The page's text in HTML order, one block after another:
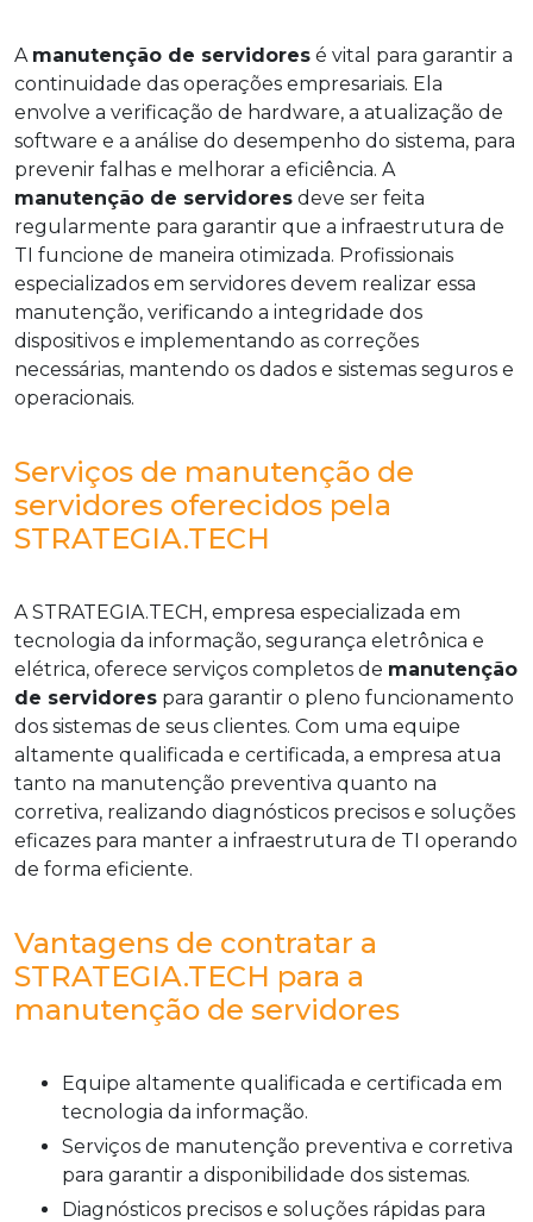
A manutenção de servidores é vital para garantir a
continuidade das operações empresariais. Ela
envolve a verificação de hardware, a atualização de
software e a análise do desempenho do sistema, para
prevenir falhas e melhorar a eficiência. A
manutenção de servidores deve ser feita
regularmente para garantir que a infraestrutura de
TI funcione de maneira otimizada. Profissionais
especializados em servidores devem realizar essa
manutenção, verificando a integridade dos
dispositivos e implementando as correções
necessárias, mantendo os dados e sistemas seguros e
operacionais.
Serviços de manutenção de
servidores oferecidos pela
STRATEGIA.TECH
A STRATEGIA.TECH, empresa especializada em
tecnologia da informação, segurança eletrônica e
elétrica, oferece serviços completos de manutenção
de servidores para garantir o pleno funcionamento
dos sistemas de seus clientes. Com uma equipe
altamente qualificada e certificada, a empresa atua
tanto na manutenção preventiva quanto na
corretiva, realizando diagnósticos precisos e soluções
eficazes para manter a infraestrutura de TI operando
de forma eficiente.
Vantagens de contratar a
STRATEGIA.TECH para a
manutenção de servidores
Equipe altamente qualificada e certificada em
tecnologia da informação.
Serviços de manutenção preventiva e corretiva
para garantir a disponibilidade dos sistemas.
Diagnósticos precisos e soluções rápidas para